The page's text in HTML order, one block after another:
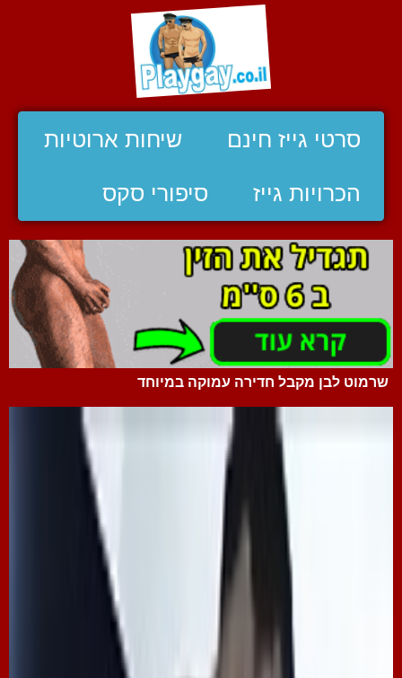
סרטי גייז חינם שיחות ארוטיות
הכרויות גייז סיפורי סקס
שרמוט לבן מקבל חדירה עמוקה במיוחד